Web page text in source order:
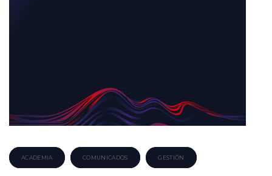
ACADEMIA COMUNICADOS GESTIÓN